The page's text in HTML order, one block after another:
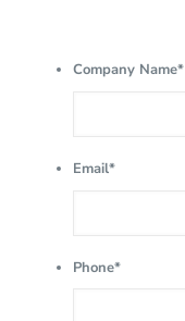
Company Name*
Email*
Phone*